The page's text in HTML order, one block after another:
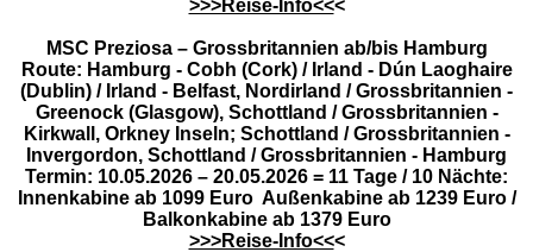
>>>Reise-Info<<<
MSC Preziosa – Grossbritannien ab/bis Hamburg
Route: Hamburg - Cobh (Cork) / Irland - Dún Laoghaire
(Dublin) / Irland - Belfast, Nordirland / Grossbritannien -
Greenock (Glasgow), Schottland / Grossbritannien -
Kirkwall, Orkney Inseln; Schottland / Grossbritannien -
Invergordon, Schottland / Grossbritannien - Hamburg
Termin: 10.05.2026 – 20.05.2026 = 11 Tage / 10 Nächte:
Innenkabine ab 1099 Euro Außenkabine ab 1239 Euro /
Balkonkabine ab 1379 Euro
>>>Reise-Info<<<